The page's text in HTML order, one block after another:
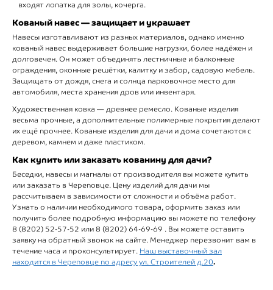
входят лопатка для золы, кочерга.
Кованый навес — защищает и украшает
Навесы изготавливают из разных материалов, однако именно
кованый навес выдерживает большие нагрузки, более надёжен и
долговечен. Он может объединять лестничные и балконные
ограждения, оконные решётки, калитку и забор, садовую мебель.
Защищать от дождя, снега и солнца парковочное место для
автомобиля, места хранения дров или инвентаря.
Художественная ковка — древнее ремесло. Кованые изделия
весьма прочные, а дополнительные полимерные покрытия делают
их ещё прочнее. Кованые изделия для дачи и дома сочетаются с
деревом, камнем и даже пластиком.
Как купить или заказать кованину для дачи?
Беседки, навесы и магналы от производителя вы можете купить
или заказать в Череповце. Цену изделий для дачи мы
рассчитываем в зависимости от сложности и объёма работ.
Узнать о наличии необходимого товара, оформить заказ или
получить более подробную информацию вы можете по телефону
8 (8202) 52-57-52 или 8 (8202) 64-69-69 . Вы можете оставить
заявку на обратный звонок на сайте. Менеджер перезвонит вам в
течение часа и проконсультирует. Наш выставочный зал
находится в Череповце по адресу ул. Строителей д.20.